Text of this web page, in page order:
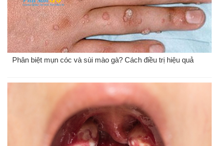
Phân biệt mụn cóc và sùi mào gà? Cách điều trị hiệu quả